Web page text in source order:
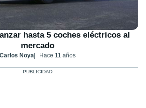
hasta 5 coches eléctricos al
mercado
Carlos Noya Hace 11 años